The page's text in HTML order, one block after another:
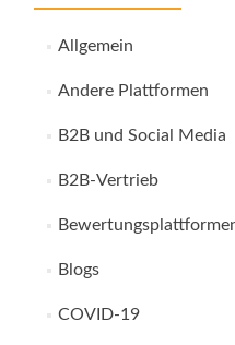
Allgemein
Andere Plattformen
B2B und Social Media
B2B-Vertrieb
Blogs
COVID-19